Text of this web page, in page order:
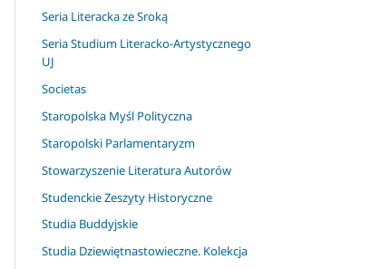
Seria Literacka ze Sroką
Seria Studium Literacko-Artystycznego
UJ
Societas
Staropolska Myśl Polityczna
Staropolski Parlamentaryzm
Stowarzyszenie Literatura Autorów
Studenckie Zeszyty Historyczne
Studia Buddyjskie
Studia Dziewiętnastowieczne. Kolekcja